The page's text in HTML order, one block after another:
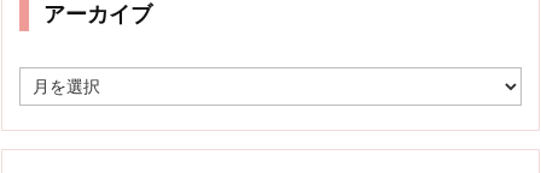
アーカイブ
ー
イ